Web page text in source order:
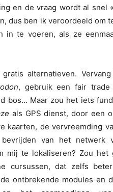
en de vraag wordt al snel
dus ben ik veroordeeld om
in te voeren, als ze
alternatieven. Vervang
, gebruik een fair
bos… Maar zou het iets
als GPS dienst, door een
kaarten, de vervreemding
van het netwerk
mij te lokaliseren? Zou het
cursussen, dat zelfs
ontbrekende modules en